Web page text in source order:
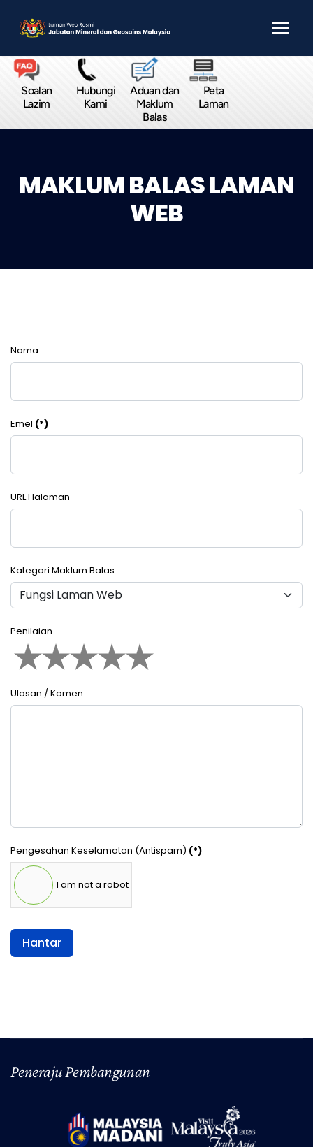
Soalan
Lazim
Hubungi
Kami
Aduan dan
Maklum
Balas
Peta
Laman
MAKLUM BALAS LAMAN
WEB
Nama
Emel (*)
URL Halaman
Kategori Maklum Balas
Penilaian
Ulasan / Komen
Pengesahan Keselamatan (Antispam) (*)
I am not a robot
Hantar
Peneraju Pembangunan